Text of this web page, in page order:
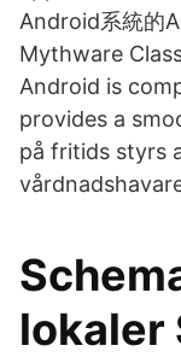
Android系統的
Mythware
Android is
provides a
på fritids styrs
lokaler